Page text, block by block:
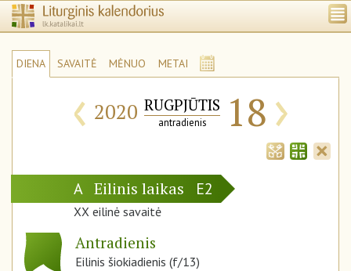
DIENA SAVAITĖ MĖNUO METAI
‹ 2020 RUGPJŪTIS
antradienis 18 ›
A Eilinis laikas E2
XX eilinė savaitė
Antradienis
Eilinis šiokiadienis (f/13)